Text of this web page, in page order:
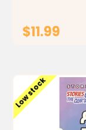
$11.99
Low stock